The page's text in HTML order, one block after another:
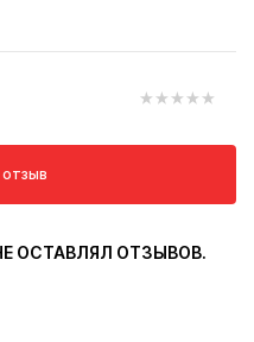
ОСТАВЛЯЛ ОТЗЫВОВ.